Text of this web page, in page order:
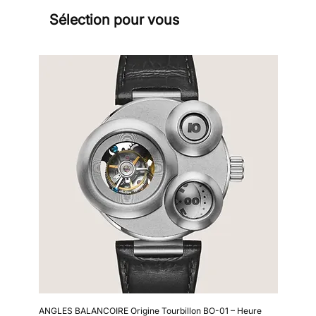
Sélection pour vous
ANGLES BALANCOIRE Origine Tourbillon BO-01 – Heure